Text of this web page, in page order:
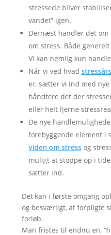
stressede bliver
vandet” igen.
Dernæst handler det om
om stress. Både
Vi kan nemlig kun
Når vi ved hvad
er, sætter vi ind med
håndtere det der
eller helt fjerne
De nye
forebyggende element i
viden om stressog
muligt at stoppe op i
sætter ind.
Det kan i første omgang
og besværligt, at forpligte
forløb.
Man fristes til endnu en,